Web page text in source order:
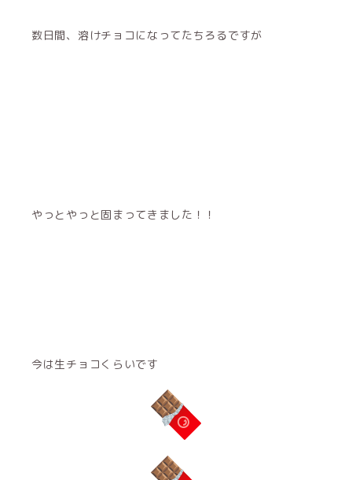
数日間、溶けチョコになってたちろるですが
やっとやっと固まってきました！！
今は生チョコくらいです